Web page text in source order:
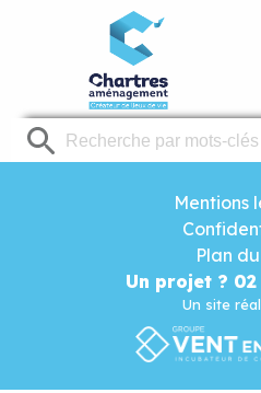
Mentions
Plan
Un projet ? 02
Un site
Panneau de gestion des